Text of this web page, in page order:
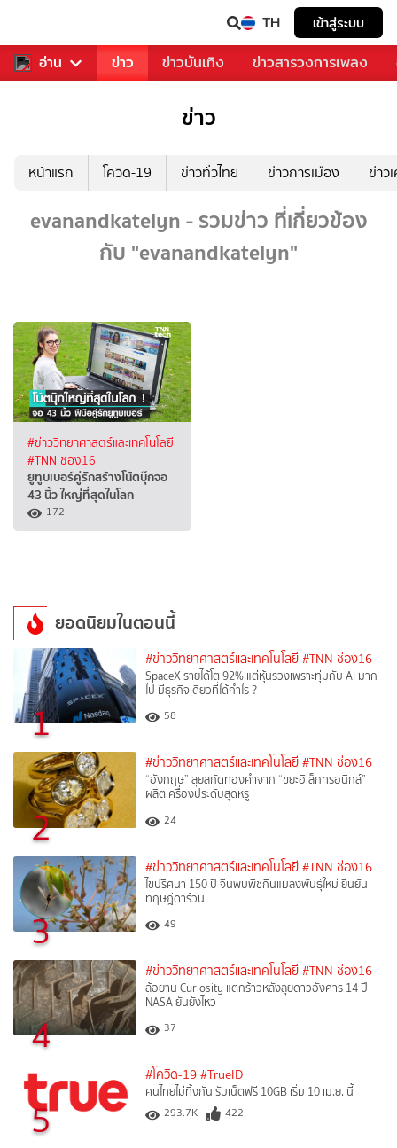
TH เข้าสู่ระบบ
อ่าน
คุณ กีฬา ข่าว ข่าวบันเทิง ข่าวสารวงการเพลง
ข่าว
หน้าแรก โควิด-19 ข่าวทั่วไทย ข่าวการเมือง ข่าว
evanandkatelyn - รวมข่าว ที่เกี่ยวข้อง
กับ "evanandkatelyn"
#ข่าววิทยาศาสตร์และเทคโนโลยี
#TNN ช่อง16
ยูทูบเบอร์คู่รักสร้างโน้ตบุ๊กจอ
43 นิ้ว ใหญ่ที่สุดในโลก
172
ยอดนิยมในตอนนี้
1
#ข่าววิทยาศาสตร์และเทคโนโลยี #TNN ช่อง16
SpaceX รายได้โต 92% แต่หุ้นร่วงเพราะทุ่มกับ AI มาก
ไป มีธุรกิจเดียวที่ได้กำไร ?
58
2
#ข่าววิทยาศาสตร์และเทคโนโลยี #TNN ช่อง16
“อังกฤษ” ลุยสกัดทองคำจาก “ขยะอิเล็กทรอนิกส์”
ผลิตเครื่องประดับสุดหรู
24
3
#ข่าววิทยาศาสตร์และเทคโนโลยี #TNN ช่อง16
ไขปริศนา 150 ปี จีนพบพืชกินแมลงพันธุ์ใหม่ ยืนยัน
ทฤษฎีดาร์วิน
49
4
#ข่าววิทยาศาสตร์และเทคโนโลยี #TNN ช่อง16
ล้อยาน Curiosity แตกร้าวหลังลุยดาวอังคาร 14 ปี
NASA ยันยังไหว
37
5
#โควิด-19 #TrueID
คนไทยไม่ทิ้งกัน รับเน็ตฟรี 10GB เริ่ม 10 เม.ย. นี้
293.7K 422